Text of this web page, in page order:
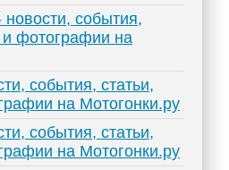
новости, события,
и фотографии на
события, статьи,
на Мотогонки.ру
события, статьи,
на Мотогонки.ру